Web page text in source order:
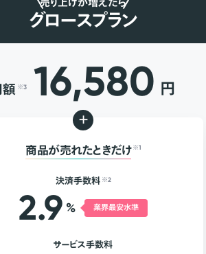
グロースプラン
額 ※3 16,580 円
+
商品が売れたときだけ ※1
決済手数料 ※2
2.9 % 業界最安水準
サービス手数料